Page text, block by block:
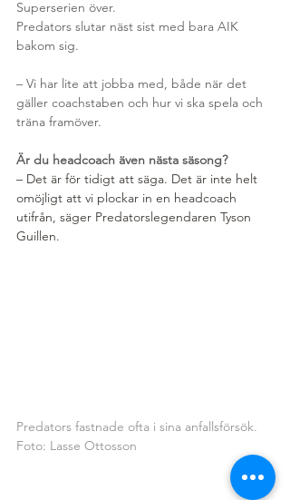
Superserien över.
Predators slutar näst sist med bara AIK
bakom sig.
– Vi har lite att jobba med, både när det
gäller coachstaben och hur vi ska spela och
träna framöver.
Är du headcoach även nästa säsong?
– Det är för tidigt att säga. Det är inte helt
omöjligt att vi plockar in en headcoach
utifrån, säger Predatorslegendaren Tyson
Guillen.
Predators fastnade ofta i sina anfallsförsök.
Foto: Lasse Ottosson